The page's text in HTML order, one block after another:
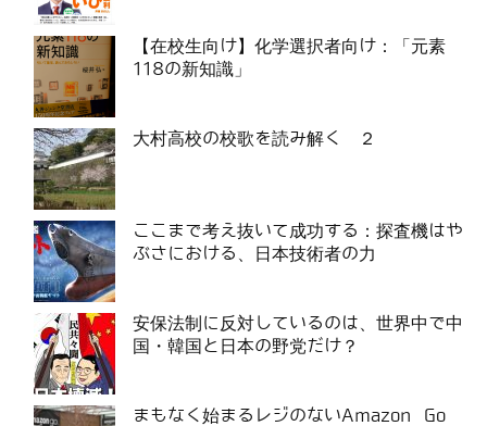
【在校生向け】化学選択者向け：「元素
118の新知識」
大村高校の校歌を読み解く ２
ここまで考え抜いて成功する：探査機はや
ぶさにおける、日本技術者の力
安保法制に反対しているのは、世界中で中
国・韓国と日本の野党だけ？
まもなく始まるレジのないAmazon Go